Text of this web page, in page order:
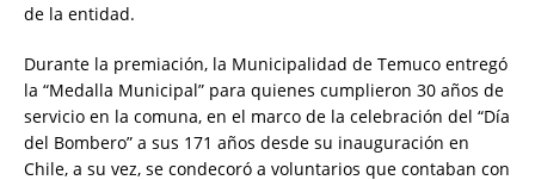
de la entidad.
Durante la premiación, la Municipalidad de Temuco entregó
la “Medalla Municipal” para quienes cumplieron 30 años de
servicio en la comuna, en el marco de la celebración del “Día
del Bombero” a sus 171 años desde su inauguración en
Chile, a su vez, se condecoró a voluntarios que contaban con